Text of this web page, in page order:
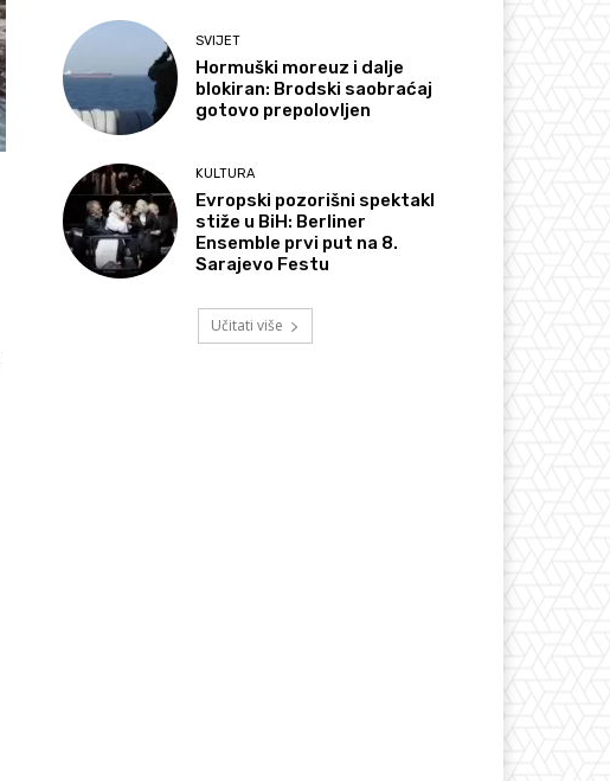
SVIJET
Hormuški moreuz i dalje
blokiran: Brodski saobraćaj
gotovo prepolovljen
KULTURA
Evropski pozorišni spektakl
stiže u BiH: Berliner
Ensemble prvi put na 8.
Sarajevo Festu
Učitati više